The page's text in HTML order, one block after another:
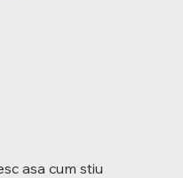
asa cum stiu